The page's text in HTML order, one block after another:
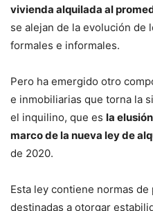
vivienda alquilada al
se alejan de la evolución de
formales e informales.
Pero ha emergido otro
e inmobiliarias que torna la
el inquilino, que es la
marco de la nueva ley de
de 2020.
Esta ley contiene normas
destinadas a otorgar